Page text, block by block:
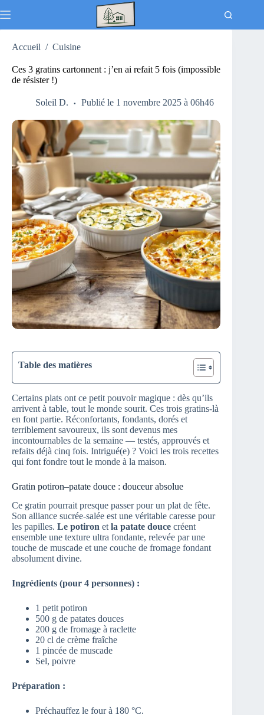
au
Accueil / Cuisine
Ces 3 gratins cartonnent : j’en ai refait 5 fois (impossible
de résister !)
Soleil D. Publié le 1 novembre 2025 à 06h46
Table des matières
Certains plats ont ce petit pouvoir magique : dès qu’ils
arrivent à table, tout le monde sourit. Ces trois gratins-là
en font partie. Réconfortants, fondants, dorés et
terriblement savoureux, ils sont devenus mes
incontournables de la semaine — testés, approuvés et
refaits déjà cinq fois. Intrigué(e) ? Voici les trois recettes
qui font fondre tout le monde à la maison.
Gratin potiron–patate douce : douceur absolue
Ce gratin pourrait presque passer pour un plat de fête.
Son alliance sucrée-salée est une véritable caresse pour
les papilles. Le potiron et la patate douce créent
ensemble une texture ultra fondante, relevée par une
touche de muscade et une couche de fromage fondant
absolument divine.
Ingrédients (pour 4 personnes) :
1 petit potiron
500 g de patates douces
200 g de fromage à raclette
20 cl de crème fraîche
1 pincée de muscade
Sel, poivre
Préparation :
Préchauffez le four à 180 °C.